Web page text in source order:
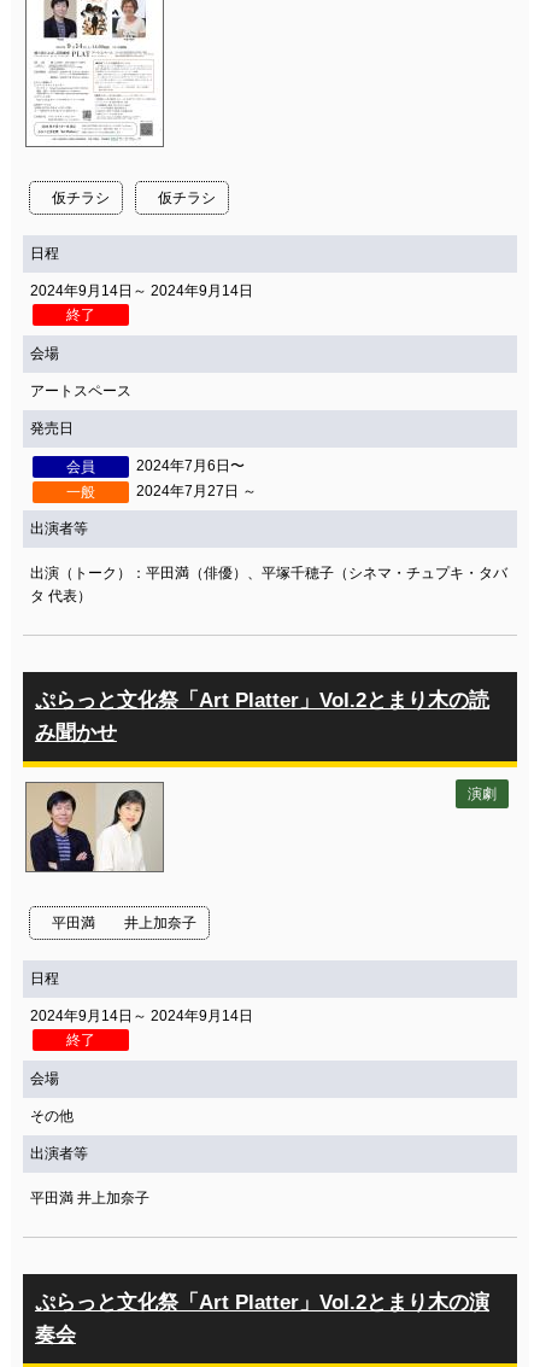
仮チラシ 仮チラシ
日程
2024年9月14日～ 2024年9月14日
終了
会場
アートスペース
発売日
会員
2024年7月6日〜
一般
2024年7月27日 ～
出演者等
出演（トーク）：平田満（俳優）、平塚千穂子（シネマ・チュプキ・タバ
タ 代表）
ぷらっと文化祭「Art Platter」Vol.2とまり木の読
み聞かせ
平田満 井上加奈子
演劇
日程
2024年9月14日～ 2024年9月14日
終了
会場
その他
出演者等
平田満 井上加奈子
ぷらっと文化祭「Art Platter」Vol.2とまり木の演
奏会